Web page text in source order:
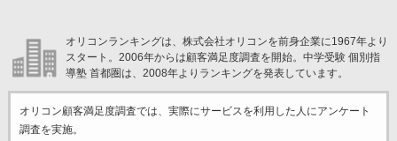
オリコンランキングは、株式会社オリコンを前身企業に1967年より
スタート。2006年からは顧客満足度調査を開始。中学受験 個別指
導塾 首都圏は、2008年よりランキングを発表しています。
オリコン顧客満足度調査では、実際にサービスを利用した 人にアンケート
調査を実施。